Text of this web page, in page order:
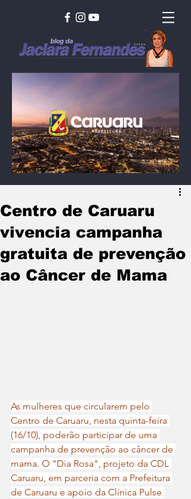
Centro de Caruaru
vivencia campanha
gratuita de prevenção
ao Câncer de Mama
As mulheres que circularem pelo
Centro de Caruaru, nesta quinta-feira
(16/10), poderão participar de uma
campanha de prevenção ao câncer de
mama. O "Dia Rosa", projeto da CDL
Caruaru, em parceria com a Prefeitura
de Caruaru e apoio da Clínica Pulse